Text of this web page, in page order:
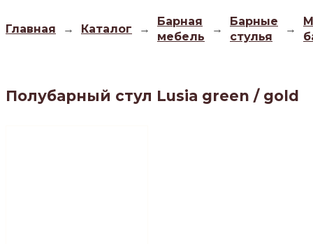
Главная → Каталог →
Барная
мебель
→
Барные
стулья
→
Полубарный стул Lusia green / gold